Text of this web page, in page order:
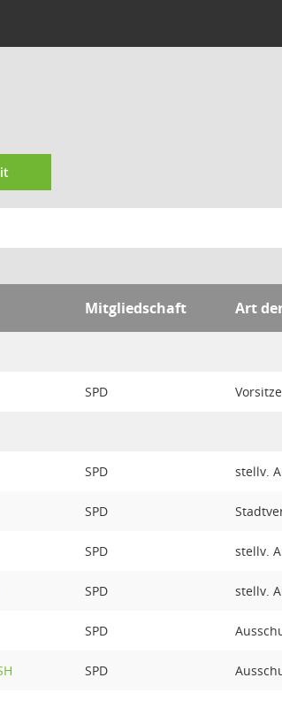
Mitgliedschaft Art
SPD
SPD stellv.
SPD
SPD stellv.
SPD stellv.
SPD
SPD